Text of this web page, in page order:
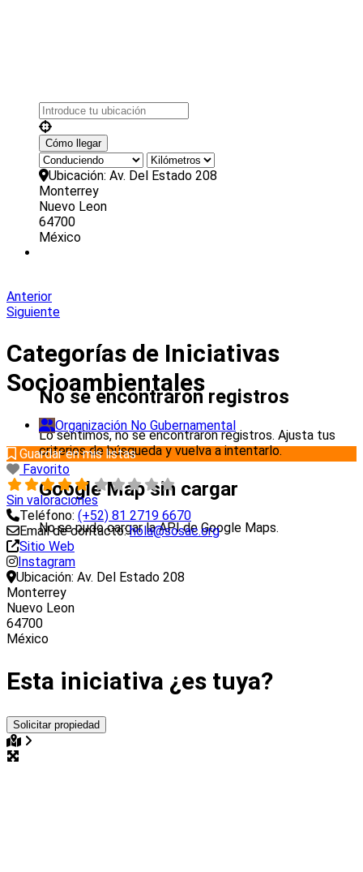
No se encontraron registros
Lo sentimos, no se encontraron registros. Ajusta tus
criterios de búsqueda y vuelva a intentarlo.
Google Map sin cargar
No se pudo cargar la API de Google Maps.
Ubicación: Av. Del Estado 208
Monterrey
Nuevo Leon
64700
México
Anterior
Siguiente
Categorías de Iniciativas
Socioambientales
Organización No Gubernamental
Guardar en mis listas
Favorito
Sin valoraciones
Teléfono: (+52) 81 2719 6670
Email de contacto:hola@sosac.org
Sitio Web
Instagram
Ubicación: Av. Del Estado 208
Monterrey
Nuevo Leon
64700
México
Esta iniciativa ¿es tuya?
Solicitar propiedad